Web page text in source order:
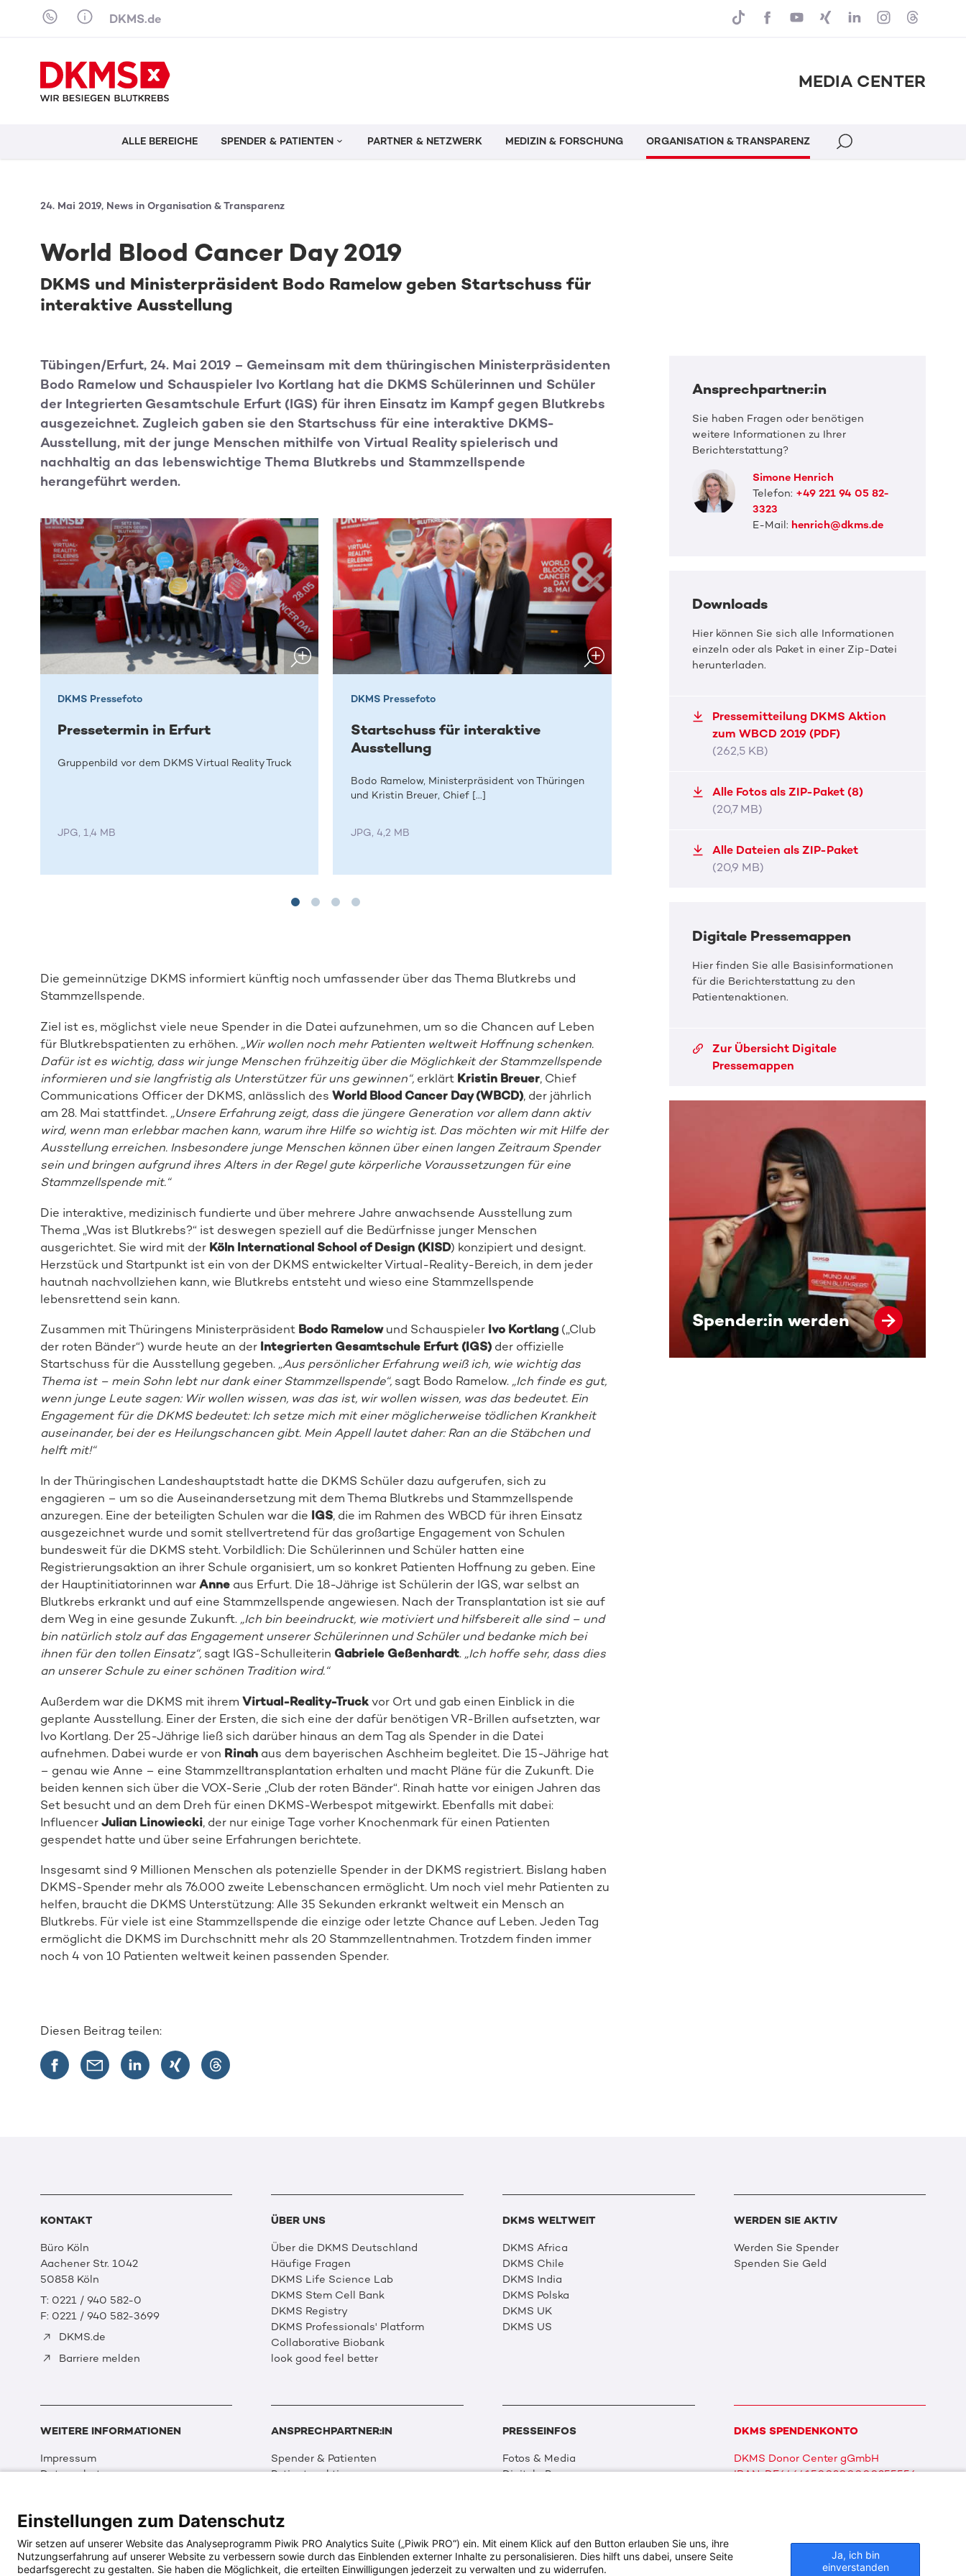
Skip to content
DKMS.de
MEDIA CENTER
ALLE BEREICHE SPENDER & PATIENTEN PARTNER & NETZWERK MEDIZIN & FORSCHUNG ORGANISATION & TRANSPARENZ
24. Mai 2019, News in Organisation & Transparenz
World Blood Cancer Day 2019
DKMS und Ministerpräsident Bodo Ramelow geben Startschuss für
interaktive Ausstellung
Tübingen/Erfurt, 24. Mai 2019 – Gemeinsam mit dem thüringischen Ministerpräsidenten
Bodo Ramelow und Schauspieler Ivo Kortlang hat die DKMS Schülerinnen und Schüler
der Integrierten Gesamtschule Erfurt (IGS) für ihren Einsatz im Kampf gegen Blutkrebs
ausgezeichnet. Zugleich gaben sie den Startschuss für eine interaktive DKMS-
Ausstellung, mit der junge Menschen mithilfe von Virtual Reality spielerisch und
nachhaltig an das lebenswichtige Thema Blutkrebs und Stammzellspende
herangeführt werden.
DKMS Pressefoto
Pressetermin in Erfurt
Gruppenbild vor dem DKMS Virtual Reality Truck
JPG, 1,4 MB
DKMS Pressefoto
Startschuss für interaktive
Ausstellung
Bodo Ramelow, Ministerpräsident von Thüringen
und Kristin Breuer, Chief [...]
JPG, 4,2 MB
Gemeinsamer Aufruf
Die gemeinnützige DKMS informiert künftig noch umfassender über das Thema Blutkrebs und
Stammzellspende.
Ziel ist es, möglichst viele neue Spender in die Datei aufzunehmen, um so die Chancen auf Leben
für Blutkrebspatienten zu erhöhen. „Wir wollen noch mehr Patienten weltweit Hoffnung schenken.
Dafür ist es wichtig, dass wir junge Menschen frühzeitig über die Möglichkeit der Stammzellspende
informieren und sie langfristig als Unterstützer für uns gewinnen“, erklärt Kristin Breuer, Chief
Communications Officer der DKMS, anlässlich des World Blood Cancer Day (WBCD), der jährlich
am 28. Mai stattfindet. „Unsere Erfahrung zeigt, dass die jüngere Generation vor allem dann aktiv
wird, wenn man erlebbar machen kann, warum ihre Hilfe so wichtig ist. Das möchten wir mit Hilfe der
Ausstellung erreichen. Insbesondere junge Menschen können über einen langen Zeitraum Spender
sein und bringen aufgrund ihres Alters in der Regel gute körperliche Voraussetzungen für eine
Stammzellspende mit.“
Die interaktive, medizinisch fundierte und über mehrere Jahre anwachsende Ausstellung zum
Thema „Was ist Blutkrebs?“ ist deswegen speziell auf die Bedürfnisse junger Menschen
ausgerichtet. Sie wird mit der Köln International School of Design (KISD) konzipiert und designt.
Herzstück und Startpunkt ist ein von der DKMS entwickelter Virtual-Reality-Bereich, in dem jeder
hautnah nachvollziehen kann, wie Blutkrebs entsteht und wieso eine Stammzellspende
lebensrettend sein kann.
Zusammen mit Thüringens Ministerpräsident Bodo Ramelowund Schauspieler Ivo Kortlang(„Club
der roten Bänder“) wurde heute an der Integrierten Gesamtschule Erfurt (IGS)der offizielle
Startschuss für die Ausstellung gegeben. „Aus persönlicher Erfahrung weiß ich, wie wichtig das
Thema ist – mein Sohn lebt nur dank einer Stammzellspende“, sagt Bodo Ramelow.„Ich finde es gut,
wenn junge Leute sagen: Wir wollen wissen, was das ist, wir wollen wissen, was das bedeutet. Ein
Engagement für die DKMS bedeutet: Ich setze mich mit einer möglicherweise tödlichen Krankheit
auseinander, bei der es Heilungschancen gibt. Mein Appell lautet daher: Ran an die Stäbchen und
helft mit!“
In der Thüringischen Landeshauptstadt hatte die DKMS Schüler dazu aufgerufen, sich zu
engagieren – um so die Auseinandersetzung mit dem Thema Blutkrebs und Stammzellspende
anzuregen. Eine der beteiligten Schulen war die IGS, die im Rahmen des WBCD für ihren Einsatz
ausgezeichnet wurde und somit stellvertretend für das großartige Engagement von Schulen
bundesweit für die DKMS steht. Vorbildlich: Die Schülerinnen und Schüler hatten eine
Registrierungsaktion an ihrer Schule organisiert, um so konkret Patienten Hoffnung zu geben. Eine
der Hauptinitiatorinnen war Anneaus Erfurt. Die 18-Jährige ist Schülerin der IGS, war selbst an
Blutkrebs erkrankt und auf eine Stammzellspende angewiesen. Nach der Transplantation ist sie auf
dem Weg in eine gesunde Zukunft. „Ich bin beeindruckt, wie motiviert und hilfsbereit alle sind – und
bin natürlich stolz auf das Engagement unserer Schülerinnen und Schüler und bedanke mich bei
ihnen für den tollen Einsatz“,sagt IGS-Schulleiterin Gabriele Geßenhardt. „Ich hoffe sehr, dass dies
an unserer Schule zu einer schönen Tradition wird.“
Außerdem war die DKMS mit ihrem Virtual-Reality-Truckvor Ort und gab einen Einblick in die
geplante Ausstellung. Einer der Ersten, die sich eine der dafür benötigen VR-Brillen aufsetzten, war
Ivo Kortlang. Der 25-Jährige ließ sich darüber hinaus an dem Tag als Spender in die Datei
aufnehmen. Dabei wurde er von Rinah aus dem bayerischen Aschheim begleitet. Die 15-Jährige hat
– genau wie Anne – eine Stammzelltransplantation erhalten und macht Pläne für die Zukunft. Die
beiden kennen sich über die VOX-Serie „Club der roten Bänder“. Rinah hatte vor einigen Jahren das
Set besucht und an dem Dreh für einen DKMS-Werbespot mitgewirkt. Ebenfalls mit dabei:
Influencer Julian Linowiecki, der nur einige Tage vorher Knochenmark für einen Patienten
gespendet hatte und über seine Erfahrungen berichtete.
Insgesamt sind 9 Millionen Menschen als potenzielle Spender in der DKMS registriert. Bislang haben
DKMS-Spender mehr als 76.000 zweite Lebenschancen ermöglicht. Um noch viel mehr Patienten zu
helfen, braucht die DKMS Unterstützung: Alle 35 Sekunden erkrankt weltweit ein Mensch an
Blutkrebs. Für viele ist eine Stammzellspende die einzige oder letzte Chance auf Leben. Jeden Tag
ermöglicht die DKMS im Durchschnitt mehr als 20 Stammzellentnahmen. Trotzdem finden immer
noch 4 von 10 Patienten weltweit keinen passenden Spender.
Diesen Beitrag teilen:
Ansprechpartner:in
Sie haben Fragen oder benötigen
weitere Informationen zu Ihrer
Berichterstattung?
Simone Henrich
Telefon: +49 221 94 05 82-
3323
E-Mail: henrich@dkms.de
Downloads
Hier können Sie sich alle Informationen
einzeln oder als Paket in einer Zip-Datei
herunterladen.
Pressemitteilung DKMS Aktion
zum WBCD 2019 (PDF)
(262,5 KB)
Alle Fotos als ZIP-Paket (8)
(20,7 MB)
Alle Dateien als ZIP-Paket
(20,9 MB)
Digitale Pressemappen
Hier finden Sie alle Basisinformationen
für die Berichterstattung zu den
Patientenaktionen.
Zur Übersicht Digitale
Pressemappen
Spender:in werden
Spender:in werden
KONTAKT
Büro Köln
Aachener Str. 1042
50858 Köln
T: 0221 / 940 582-0
F: 0221 / 940 582-3699
DKMS.de
Barriere melden
ÜBER UNS
Über die DKMS Deutschland
Häufige Fragen
DKMS Life Science Lab
DKMS Stem Cell Bank
DKMS Registry
DKMS Professionals' Platform
Collaborative Biobank
look good feel better
DKMS WELTWEIT
DKMS Africa
DKMS Chile
DKMS India
DKMS Polska
DKMS UK
DKMS US
WERDEN SIE AKTIV
Werden Sie Spender
Spenden Sie Geld
WEITERE INFORMATIONEN
Impressum
Datenschutz
Erklärung zur Barrierefreiheit
ANSPRECHPARTNER:IN
Spender & Patienten
Patientenaktionen
Event
Medizin & Forschung
Organisation & Transparenz
DKMS Weltweit
PRESSEINFOS
Fotos & Media
Digitale Pressemappen
DKMS SPENDENKONTO
DKMS Donor Center gGmbH
IBAN: DE64641500200000255556
Einstellungen zum Datenschutz
Wir setzen auf unserer Website das Analyseprogramm Piwik PRO Analytics Suite („Piwik PRO“) ein. Mit einem Klick auf den Button erlauben Sie uns, ihre
Nutzungserfahrung auf unserer Website zu verbessern sowie durch das Einblenden externer Inhalte zu personalisieren. Dies hilft uns dabei, unsere Seite
bedarfsgerecht zu gestalten. Sie haben die Möglichkeit, die erteilten Einwilligungen jederzeit zu verwalten und zu widerrufen.
Ja, ich bin
einverstanden